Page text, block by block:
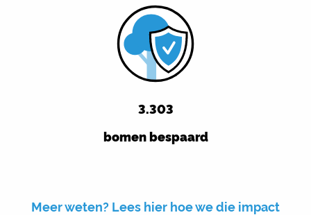
3.314
bomen bespaard
Meer weten? Lees hier hoe we die impact